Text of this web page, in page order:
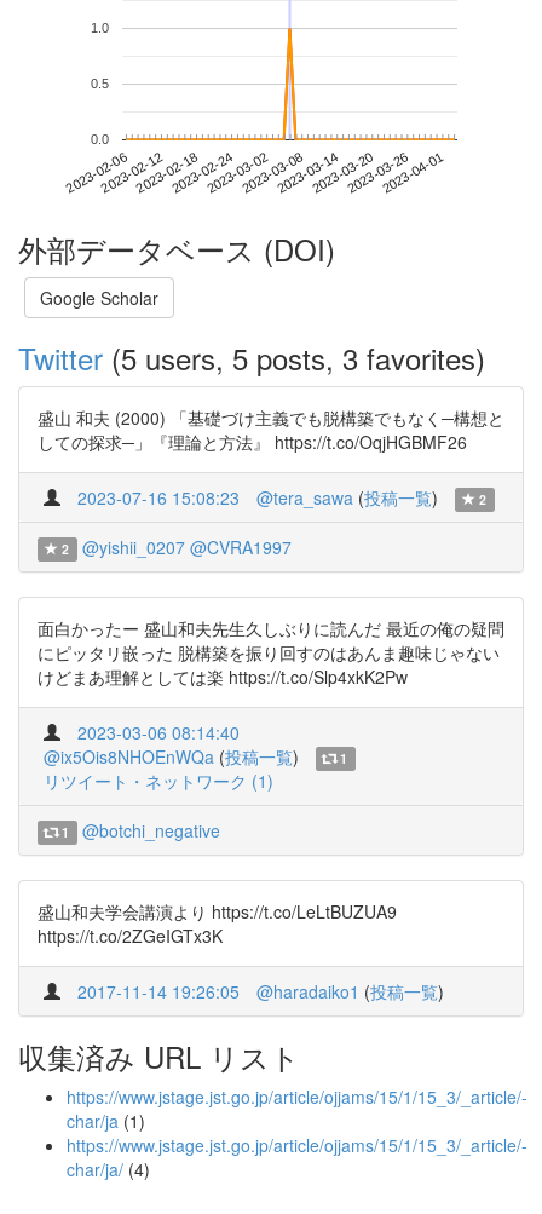
2023-02-062023-02-122023-02-182023-02-242023-03-022023-03-082023-03-142023-03-202023-03-262023-04-01
0.0
0.5
1.0
外部データベース (DOI)
Google Scholar
Twitter (5 users, 5 posts, 3 favorites)
盛山 和夫 (2000) 「基礎づけ主義でも脱構築でもなく─構想と
しての探求─」『理論と方法』 https://t.co/OqjHGBMF26
2023-07-16 15:08:23 @tera_sawa (投稿一覧) 2
2 @yishii_0207 @CVRA1997
面白かったー 盛山和夫先生久しぶりに読んだ 最近の俺の疑問
にピッタリ嵌った 脱構築を振り回すのはあんま趣味じゃない
けどまあ理解としては楽 https://t.co/Slp4xkK2Pw
2023-03-06 08:14:40
@ix5Ois8NHOEnWQa (投稿一覧) 1
リツイート・ネットワーク (1)
1 @botchi_negative
盛山和夫学会講演より https://t.co/LeLtBUZUA9
https://t.co/2ZGeIGTx3K
2017-11-14 19:26:05 @haradaiko1 (投稿一覧)
収集済み URL リスト
https://www.jstage.jst.go.jp/article/ojjams/15/1/15_3/_article/-
char/ja (1)
https://www.jstage.jst.go.jp/article/ojjams/15/1/15_3/_article/-
char/ja/ (4)